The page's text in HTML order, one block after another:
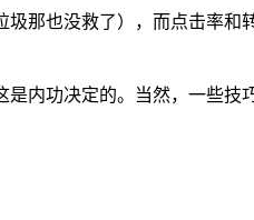
那也没救了），而点击率和
内功决定的。当然，一些技